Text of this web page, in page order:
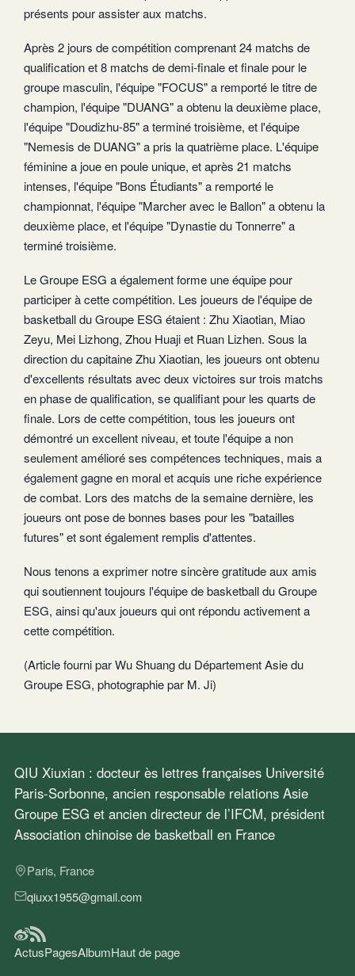
présents pour assister aux matchs.
Après 2 jours de compétition comprenant 24 matchs de
qualification et 8 matchs de demi-finale et finale pour le
groupe masculin, l'équipe "FOCUS" a remporté le titre de
champion, l'équipe "DUANG" a obtenu la deuxième place,
l'équipe "Doudizhu-85" a terminé troisième, et l'équipe
"Nemesis de DUANG" a pris la quatrième place. L'équipe
féminine a joue en poule unique, et après 21 matchs
intenses, l'équipe "Bons Étudiants" a remporté le
championnat, l'équipe "Marcher avec le Ballon" a obtenu la
deuxième place, et l'équipe "Dynastie du Tonnerre" a
terminé troisième.
Le Groupe ESG a également forme une équipe pour
participer à cette compétition. Les joueurs de l'équipe de
basketball du Groupe ESG étaient : Zhu Xiaotian, Miao
Zeyu, Mei Lizhong, Zhou Huaji et Ruan Lizhen. Sous la
direction du capitaine Zhu Xiaotian, les joueurs ont obtenu
d'excellents résultats avec deux victoires sur trois matchs
en phase de qualification, se qualifiant pour les quarts de
finale. Lors de cette compétition, tous les joueurs ont
démontré un excellent niveau, et toute l'équipe a non
seulement amélioré ses compétences techniques, mais a
également gagne en moral et acquis une riche expérience
de combat. Lors des matchs de la semaine dernière, les
joueurs ont pose de bonnes bases pour les "batailles
futures" et sont également remplis d'attentes.
Nous tenons a exprimer notre sincère gratitude aux amis
qui soutiennent toujours l'équipe de basketball du Groupe
ESG, ainsi qu'aux joueurs qui ont répondu activement a
cette compétition.
(Article fourni par Wu Shuang du Département Asie du
Groupe ESG, photographie par M. Ji)
QIU Xiuxian : docteur ès lettres françaises Université
Paris-Sorbonne, ancien responsable relations Asie
Groupe ESG et ancien directeur de l’IFCM, président
Association chinoise de basketball en France
Paris, France
qiuxx1955@gmail.com
ActusPagesAlbumHaut de page